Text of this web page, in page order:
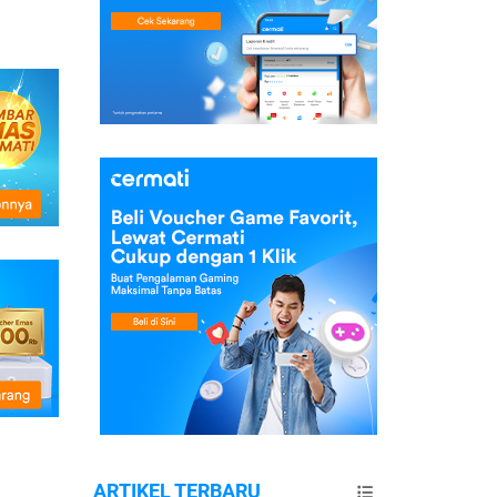
ARTIKEL TERBARU